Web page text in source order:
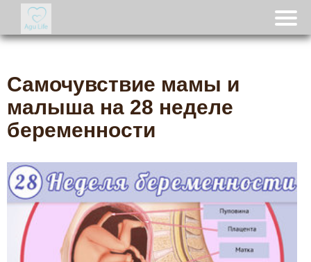
Самочувствие мамы и
малыша на 28 неделе
беременности